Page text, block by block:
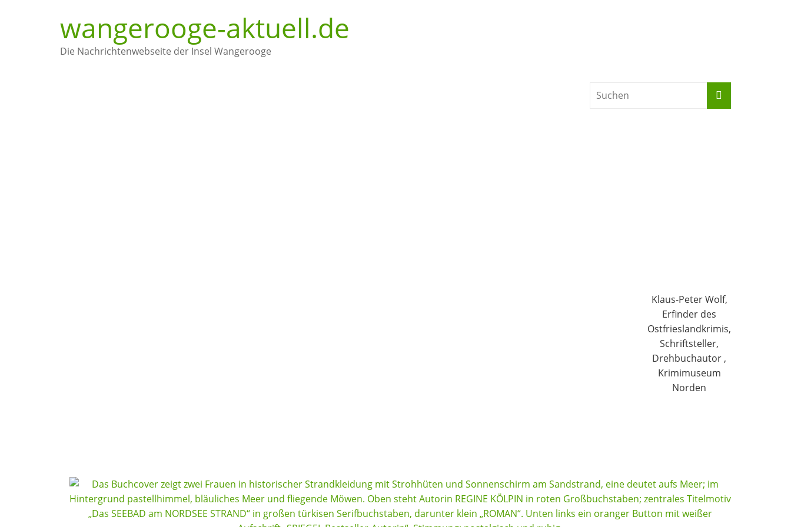
wangerooge-aktuell.de
Die Nachrichtenwebseite der Insel Wangerooge
Klaus-Peter Wolf,
Erfinder des
Ostfrieslandkrimis,
Schriftsteller,
Drehbuchautor ,
Krimimuseum
Norden